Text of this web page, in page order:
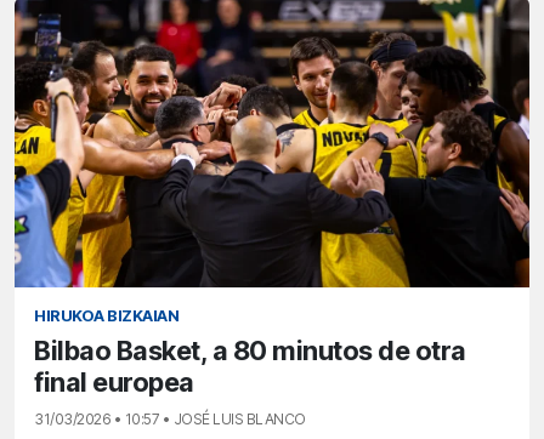
HIRUKOA BIZKAIAN
Bilbao Basket, a 80 minutos de otra
final europea
31/03/2026 • 10:57 • JOSÉ LUIS BLANCO